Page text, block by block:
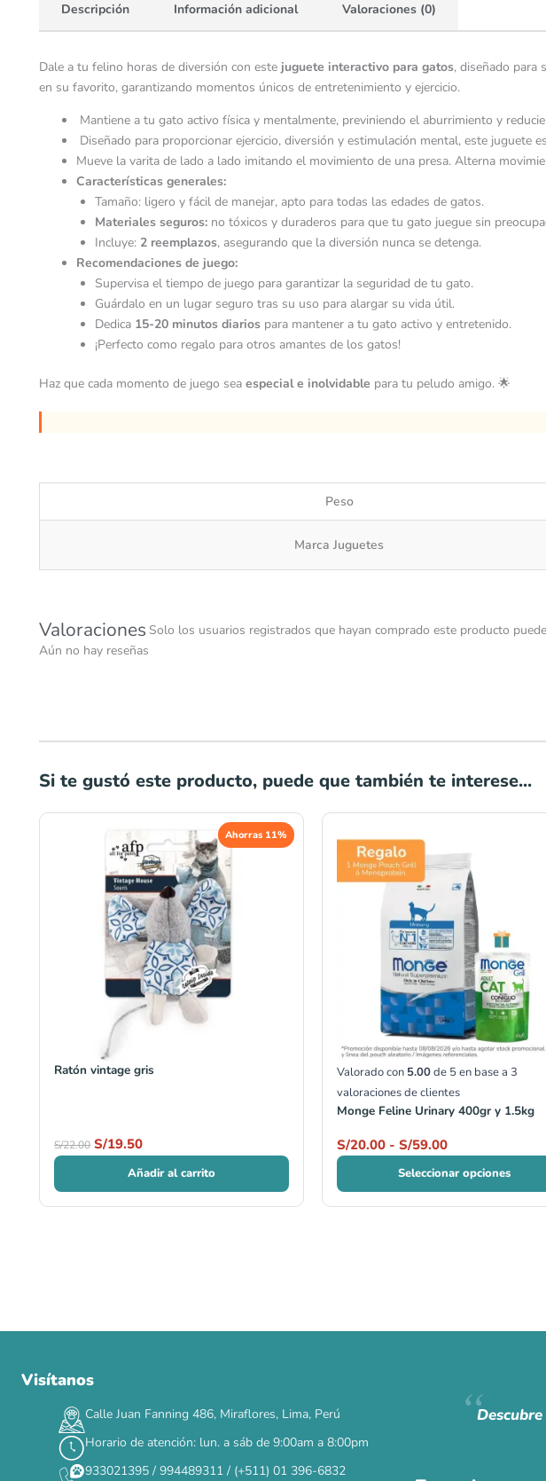
Descripción Información adicional Valoraciones (0)
Dale a tu felino horas de diversión con este juguete interactivo para gatos, diseñado para
en su favorito, garantizando momentos únicos de entretenimiento y ejercicio.
Mantiene a tu gato activo física y mentalmente, previniendo el aburrimiento y
Diseñado para proporcionar ejercicio, diversión y estimulación mental, este juguete
Mueve la varita de lado a lado imitando el movimiento de una presa. Alterna
Características generales:
Tamaño: ligero y fácil de manejar, apto para todas las edades de gatos.
Materiales seguros: no tóxicos y duraderos para que tu gato juegue sin
Incluye: 2 reemplazos, asegurando que la diversión nunca se detenga.
Recomendaciones de juego:
Supervisa el tiempo de juego para garantizar la seguridad de tu gato.
Guárdalo en un lugar seguro tras su uso para alargar su vida útil.
Dedica 15-20 minutos diarios para mantener a tu gato activo y entretenido.
¡Perfecto como regalo para otros amantes de los gatos!
Haz que cada momento de juego sea especial e inolvidable para tu peludo amigo. 🌟
Peso
Marca Juguetes
Valoraciones
Aún no hay reseñas
Solo los usuarios registrados que hayan comprado este producto
Si te gustó este producto, puede que también te interese...
Ahorras 11%
Ratón vintage gris
S/22.00
precio
original
era:
S/22.00.
S/19.50
precio
actual
es:
S/19.50.
Añadir al carrito
Valorado con 5.00de 5 en base a 3
valoraciones de clientes
Monge Feline Urinary 400gr y 1.5kg
S/20.00 - S/59.00
precios:
desde
S/20.00
hasta
S/59.00
Seleccionar opciones
✕
CAT WEEK · 4 AL 8 DE AGOSTO
Visítanos
Calle Juan Fanning 486, Miraflores, Lima, Perú
Horario de atención: lun. a sáb de 9:00am a 8:00pm
933021395 / 994489311 / (+511) 01 396-6832